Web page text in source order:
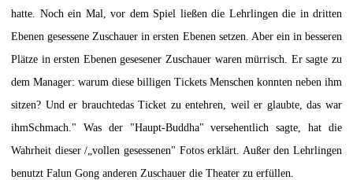
hatte. Noch ein Mal, vor dem Spiel ließen die Lehrlingen die in dritten
Ebenen gesessene Zuschauer in ersten Ebenen setzen. Aber ein in besseren
Plätze in ersten Ebenen gesesener Zuschauer waren mürrisch. Er sagte zu
dem Manager: warum diese billigen Tickets Menschen konnten neben ihm
sitzen? Und er brauchtedas Ticket zu entehren, weil er glaubte, das war
ihmSchmach." Was der "Haupt-Buddha" versehentlich sagte, hat die
Wahrheit dieser /„vollen gesessenen" Fotos erklärt. Außer den Lehrlingen
benutzt Falun Gong anderen Zuschauer die Theater zu erfüllen.